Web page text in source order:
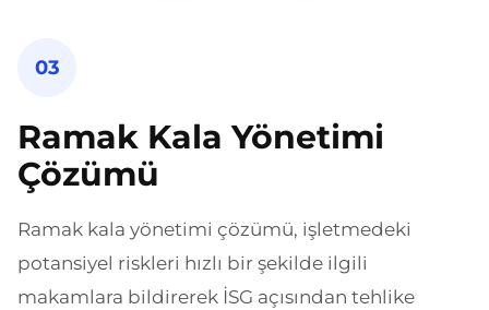
03
Ramak Kala Yönetimi
Çözümü
Ramak kala yönetimi çözümü, işletmedeki
potansiyel riskleri hızlı bir şekilde ilgili
makamlara bildirerek İSG açısından tehlike